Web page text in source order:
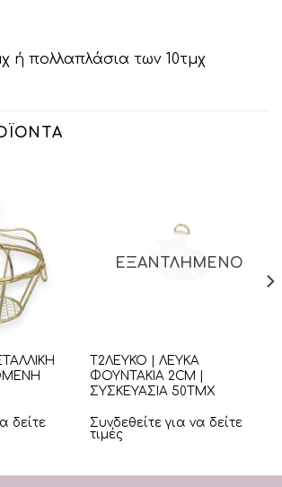
ή πολλαπλάσια των 10τμχ
δείτε
ΕΞΑΝΤΛΗΜΈΝΟ
Τ2ΛΕΥΚΟ | ΛΕΥΚΑ
ΦΟΥΝΤΑΚΙΑ 2CM |
ΣΥΣΚΕΥΑΣΙΑ 50ΤΜΧ
Συνδεθείτε για να δείτε
τιμές